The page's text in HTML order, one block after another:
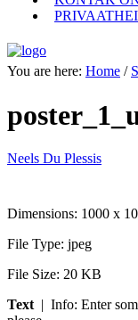
You are here: Home /
Neels Du Plessis
Dimensions: 1000 x
File Type: jpeg
File Size: 20 KB
Text | Info: Enter